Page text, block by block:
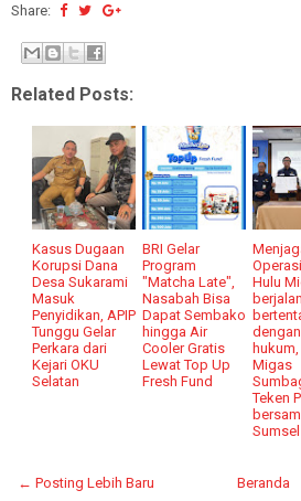
Share:
Related Posts:
Kasus Dugaan
Korupsi Dana
Desa Sukarami
Masuk
Penyidikan, APIP
Tunggu Gelar
Perkara dari
Kejari OKU
Selatan
BRI Gelar
Program
"Matcha Late",
Nasabah Bisa
Dapat Sembako
hingga Air
Cooler Gratis
Lewat Top Up
Fresh Fund
Hulu
hukum,
Migas
Teken
Sumsel
← Posting Lebih Baru Beranda